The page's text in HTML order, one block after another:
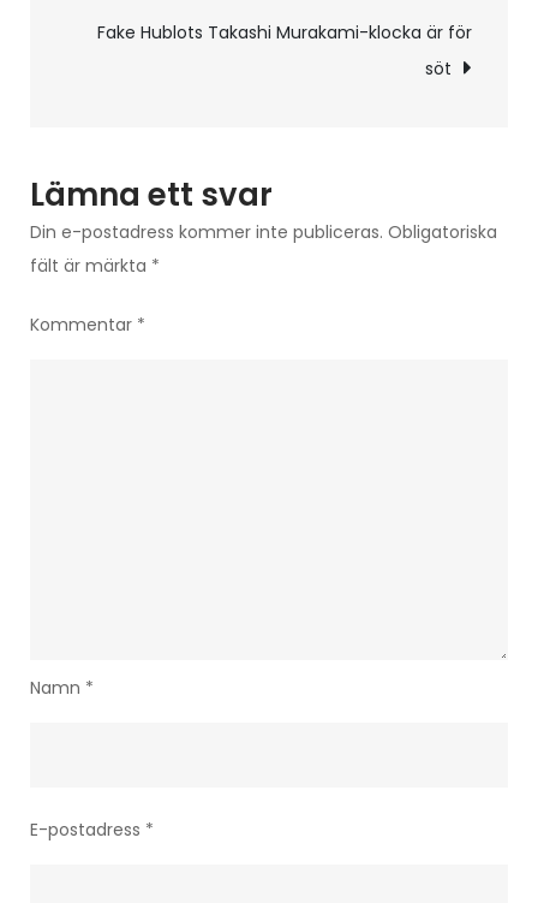
Fake Hublots Takashi Murakami-klocka är för
söt
Lämna ett svar
Din e-postadress kommer inte publiceras. Obligatoriska
fält är märkta *
Kommentar *
Namn *
E-postadress *